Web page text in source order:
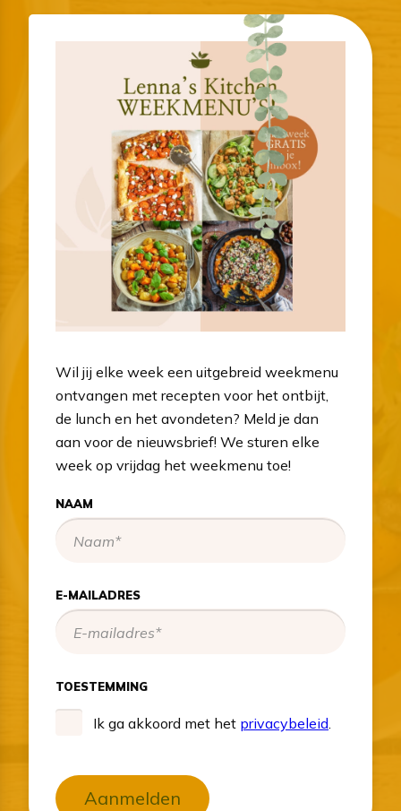
Wil jij elke week een uitgebreid weekmenu
ontvangen met recepten voor het ontbijt,
de lunch en het avondeten? Meld je dan
aan voor de nieuwsbrief! We sturen elke
week op vrijdag het weekmenu toe!
NAAM
E-MAILADRES
TOESTEMMING
Ik ga akkoord met het privacybeleid.
Aanmelden